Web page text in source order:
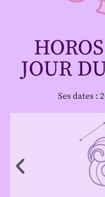
JOUR
Ses dates :